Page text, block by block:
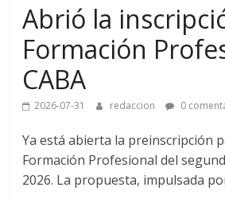
Abrió la
Formación
CABA
2026-07-31 redaccion 0
Ya está abierta la preinscripción
Formación Profesional del
2026. La propuesta, impulsada